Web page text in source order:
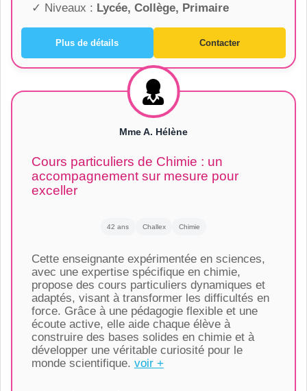
✓ Niveaux : Lycée, Collège, Primaire
Plus de détails Contacter
Mme A. Hélène
Cours particuliers de Chimie : un
accompagnement sur mesure pour
exceller
42 ans Challex Chimie
Cette enseignante expérimentée en sciences,
avec une expertise spécifique en chimie,
propose des cours particuliers dynamiques et
adaptés, visant à transformer les difficultés en
force. Grâce à une pédagogie flexible et une
écoute active, elle aide chaque élève à
construire des bases solides en chimie et à
développer une véritable curiosité pour le
monde scientifique. voir +